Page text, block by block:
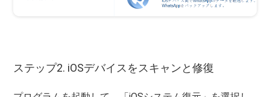
ステップ2. iOSデバイスをスキャンと修復